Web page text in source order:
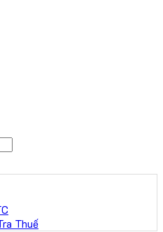
Thuế